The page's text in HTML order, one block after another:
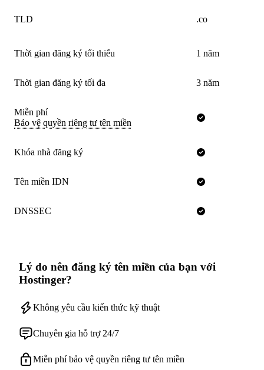
TLD .co
Thời gian đăng ký tối thiểu 1 năm
Thời gian đăng ký tối đa 3 năm
Bảo vệ quyền riêng tư tên miền
Miễn phí
Khóa nhà đăng ký
Tên miền IDN
DNSSEC
Lý do nên đăng ký tên miền của bạn với
Hostinger?
Không yêu cầu kiến thức kỹ thuật
Chuyên gia hỗ trợ 24/7
Miễn phí bảo vệ quyền riêng tư tên miền